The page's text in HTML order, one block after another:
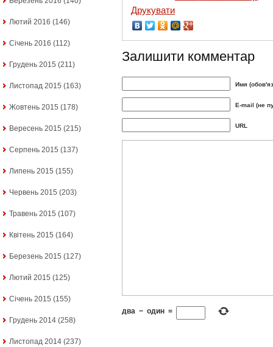
Лютий 2016 (146)
Січень 2016 (112)
Грудень 2015 (211)
Листопад 2015 (163)
Жовтень 2015 (178)
Вересень 2015 (215)
Серпень 2015 (137)
Липень 2015 (155)
Червень 2015 (203)
Травень 2015 (107)
Квітень 2015 (164)
Березень 2015 (127)
Лютий 2015 (125)
Січень 2015 (155)
Грудень 2014 (258)
Листопад 2014 (237)
Друкувати
Залишити комментар
Имя
E-mail (не
URL
два − один =